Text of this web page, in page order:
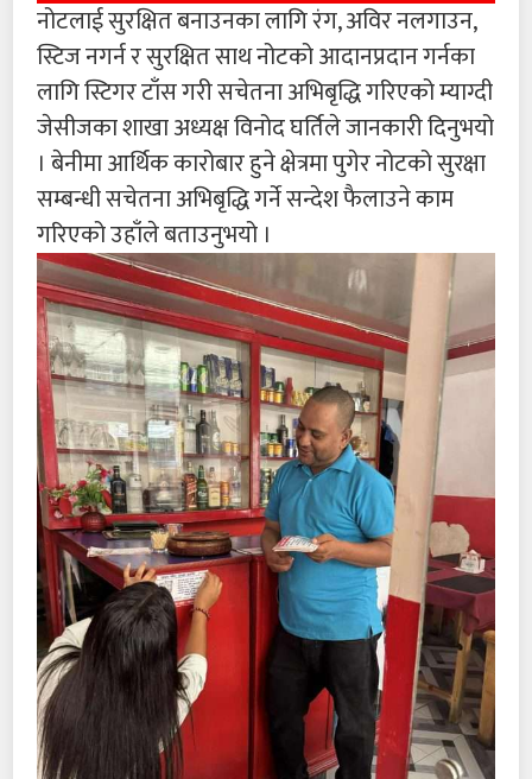
नोटलाई सुरक्षित बनाउनका लागि रंग, अविर नलगाउन,
स्टिज नगर्न र सुरक्षित साथ नोटको आदानप्रदान गर्नका
लागि स्टिगर टाँस गरी सचेतना अभिबृद्धि गरिएको म्याग्दी
जेसीजका शाखा अध्यक्ष विनोद घर्तिले जानकारी दिनुभयो
। बेनीमा आर्थिक कारोबार हुने क्षेत्रमा पुगेर नोटको सुरक्षा
सम्बन्धी सचेतना अभिबृद्धि गर्ने सन्देश फैलाउने काम
गरिएको उहाँले बताउनुभयो ।